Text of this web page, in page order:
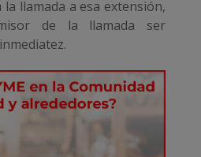
llamada a esa extensión,
de la llamada ser